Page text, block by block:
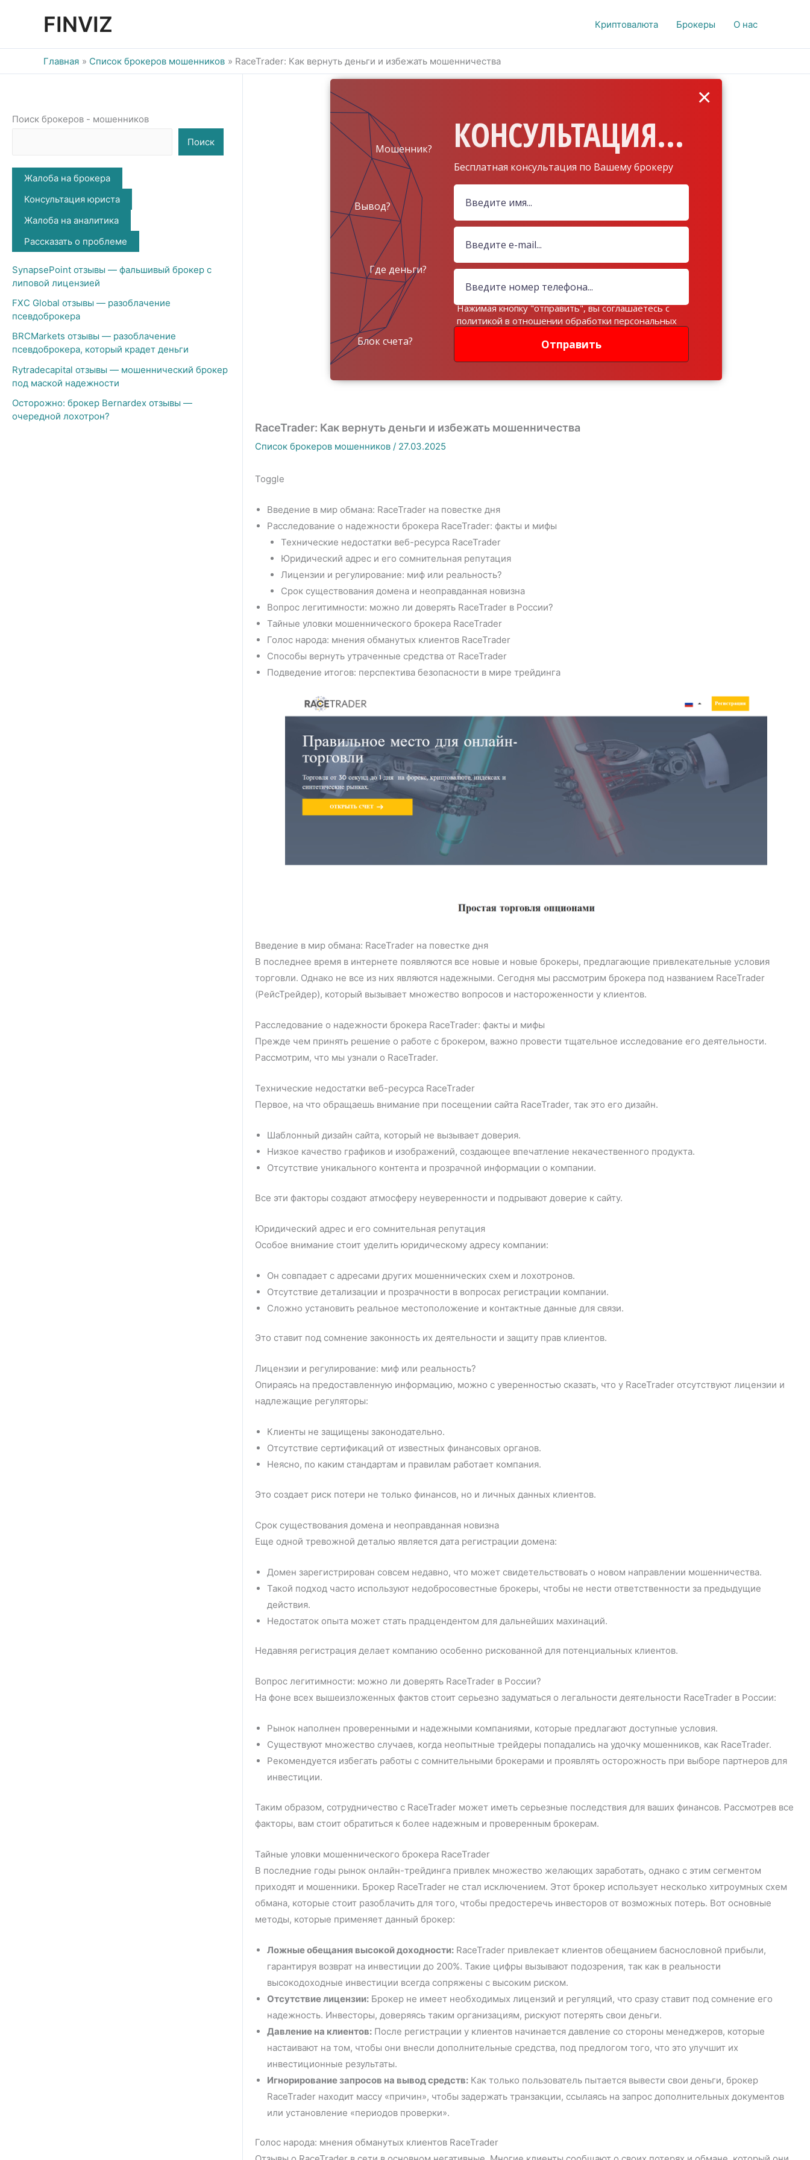
FINVIZ Криптовалюта Брокеры О нас
Главная Список брокеров мошенников RaceTrader: Как вернуть деньги и избежать мошенничества
Поиск брокеров - мошенников
Поиск
Жалоба на брокера
Консультация юриста
Жалоба на аналитика
Рассказать о проблеме
SynapsePoint отзывы — фальшивый брокер с
липовой лицензией
FXC Global отзывы — разоблачение
псевдоброкера
BRCMarkets отзывы — разоблачение
псевдоброкера, который крадет деньги
Rytradecapital отзывы — мошеннический брокер
под маской надежности
Осторожно: брокер Bernardex отзывы —
очередной лохотрон?
КОНСУЛЬТАЦИЯ...
Бесплатная консультация по Вашему брокеру
Мошенник?
Вывод?
Где деньги?
Блок счета? Отправить
×
Нажимая кнопку "отправить", вы соглашаетесь с
политикой в отношении обработки персональных
RaceTrader: Как вернуть деньги и избежать мошенничества
Список брокеров мошенников / 27.03.2025
Toggle
Введение в мир обмана: RaceTrader на повестке дня
Расследование о надежности брокера RaceTrader: факты и мифы
Технические недостатки веб-ресурса RaceTrader
Юридический адрес и его сомнительная репутация
Лицензии и регулирование: миф или реальность?
Срок существования домена и неоправданная новизна
Вопрос легитимности: можно ли доверять RaceTrader в России?
Тайные уловки мошеннического брокера RaceTrader
Голос народа: мнения обманутых клиентов RaceTrader
Способы вернуть утраченные средства от RaceTrader
Подведение итогов: перспектива безопасности в мире трейдинга
Введение в мир обмана: RaceTrader на повестке дня
В последнее время в интернете появляются все новые и новые брокеры, предлагающие привлекательные условия
торговли. Однако не все из них являются надежными. Сегодня мы рассмотрим брокера под названием RaceTrader
(РейсТрейдер), который вызывает множество вопросов и настороженности у клиентов.
Расследование о надежности брокера RaceTrader: факты и мифы
Прежде чем принять решение о работе с брокером, важно провести тщательное исследование его деятельности.
Рассмотрим, что мы узнали о RaceTrader.
Технические недостатки веб-ресурса RaceTrader
Первое, на что обращаешь внимание при посещении сайта RaceTrader, так это его дизайн.
Шаблонный дизайн сайта, который не вызывает доверия.
Низкое качество графиков и изображений, создающее впечатление некачественного продукта.
Отсутствие уникального контента и прозрачной информации о компании.
Все эти факторы создают атмосферу неуверенности и подрывают доверие к сайту.
Юридический адрес и его сомнительная репутация
Особое внимание стоит уделить юридическому адресу компании:
Он совпадает с адресами других мошеннических схем и лохотронов.
Отсутствие детализации и прозрачности в вопросах регистрации компании.
Сложно установить реальное местоположение и контактные данные для связи.
Это ставит под сомнение законность их деятельности и защиту прав клиентов.
Лицензии и регулирование: миф или реальность?
Опираясь на предоставленную информацию, можно с уверенностью сказать, что у RaceTrader отсутствуют лицензии и
надлежащие регуляторы:
Клиенты не защищены законодательно.
Отсутствие сертификаций от известных финансовых органов.
Неясно, по каким стандартам и правилам работает компания.
Это создает риск потери не только финансов, но и личных данных клиентов.
Срок существования домена и неоправданная новизна
Еще одной тревожной деталью является дата регистрации домена:
Домен зарегистрирован совсем недавно, что может свидетельствовать о новом направлении мошенничества.
Такой подход часто используют недобросовестные брокеры, чтобы не нести ответственности за предыдущие
действия.
Недостаток опыта может стать прадцендентом для дальнейших махинаций.
Недавняя регистрация делает компанию особенно рискованной для потенциальных клиентов.
Вопрос легитимности: можно ли доверять RaceTrader в России?
На фоне всех вышеизложенных фактов стоит серьезно задуматься о легальности деятельности RaceTrader в России:
Рынок наполнен проверенными и надежными компаниями, которые предлагают доступные условия.
Существуют множество случаев, когда неопытные трейдеры попадались на удочку мошенников, как RaceTrader.
Рекомендуется избегать работы с сомнительными брокерами и проявлять осторожность при выборе партнеров для
инвестиции.
Таким образом, сотрудничество с RaceTrader может иметь серьезные последствия для ваших финансов. Рассмотрев все
факторы, вам стоит обратиться к более надежным и проверенным брокерам.
Тайные уловки мошеннического брокера RaceTrader
В последние годы рынок онлайн-трейдинга привлек множество желающих заработать, однако с этим сегментом
приходят и мошенники. Брокер RaceTrader не стал исключением. Этот брокер использует несколько хитроумных схем
обмана, которые стоит разоблачить для того, чтобы предостеречь инвесторов от возможных потерь. Вот основные
методы, которые применяет данный брокер:
Ложные обещания высокой доходности: RaceTrader привлекает клиентов обещанием баснословной прибыли,
гарантируя возврат на инвестиции до 200%. Такие цифры вызывают подозрения, так как в реальности
высокодоходные инвестиции всегда сопряжены с высоким риском.
Отсутствие лицензии: Брокер не имеет необходимых лицензий и регуляций, что сразу ставит под сомнение его
надежность. Инвесторы, доверяясь таким организациям, рискуют потерять свои деньги.
Давление на клиентов: После регистрации у клиентов начинается давление со стороны менеджеров, которые
настаивают на том, чтобы они внесли дополнительные средства, под предлогом того, что это улучшит их
инвестиционные результаты.
Игнорирование запросов на вывод средств: Как только пользователь пытается вывести свои деньги, брокер
RaceTrader находит массу «причин», чтобы задержать транзакции, ссылаясь на запрос дополнительных документов
или установление «периодов проверки».
Голос народа: мнения обманутых клиентов RaceTrader